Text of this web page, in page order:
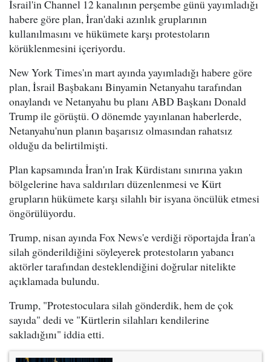
İsrail'in Channel 12 kanalının perşembe günü yayımladığı
habere göre plan, İran'daki azınlık gruplarının
kullanılmasını ve hükümete karşı protestoların
körüklenmesini içeriyordu.
New York Times'ın mart ayında yayımladığı habere göre
plan, İsrail Başbakanı Binyamin Netanyahu tarafından
onaylandı ve Netanyahu bu planı ABD Başkanı Donald
Trump ile görüştü. O dönemde yayınlanan haberlerde,
Netanyahu'nun planın başarısız olmasından rahatsız
olduğu da belirtilmişti.
Plan kapsamında İran'ın Irak Kürdistanı sınırına yakın
bölgelerine hava saldırıları düzenlenmesi ve Kürt
grupların hükümete karşı silahlı bir isyana öncülük etmesi
öngörülüyordu.
Trump, nisan ayında Fox News'e verdiği röportajda İran'a
silah gönderildiğini söyleyerek protestoların yabancı
aktörler tarafından desteklendiğini doğrular nitelikte
açıklamada bulundu.
Trump, "Protestoculara silah gönderdik, hem de çok
sayıda" dedi ve "Kürtlerin silahları kendilerine
sakladığını" iddia etti.